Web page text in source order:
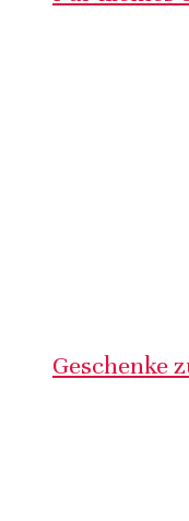
Geschenke